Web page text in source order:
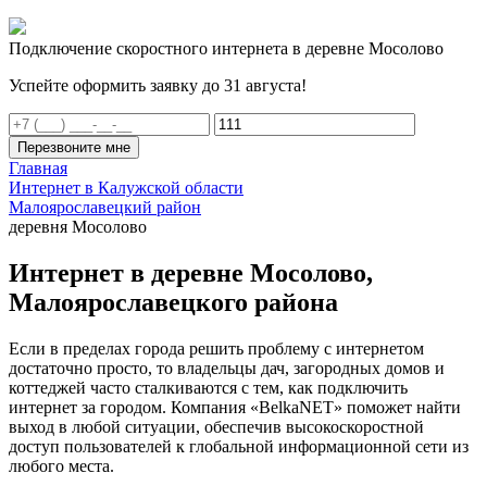
Подключение скоростного интернета в деревне Мосолово
Успейте оформить заявку до 31 августа!
Перезвоните мне
Главная
Интернет в Калужской области
Малоярославецкий район
деревня Мосолово
Интернет в деревне Мосолово,
Малоярославецкого района
Если в пределах города решить проблему с интернетом
достаточно просто, то владельцы дач, загородных домов и
коттеджей часто сталкиваются с тем, как подключить
интернет за городом. Компания «BelkaNET» поможет найти
выход в любой ситуации, обеспечив высокоскоростной
доступ пользователей к глобальной информационной сети из
любого места.